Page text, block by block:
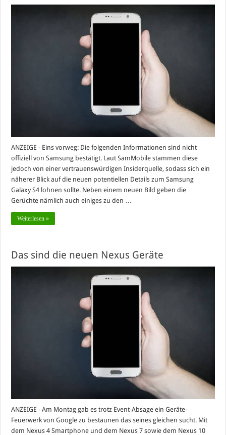
ANZEIGE - Eins vorweg: Die folgenden Informationen sind nicht
offiziell von Samsung bestätigt. Laut SamMobile stammen diese
jedoch von einer vertrauenswürdigen Insiderquelle, sodass sich ein
näherer Blick auf die neuen potentiellen Details zum Samsung
Galaxy S4 lohnen sollte. Neben einem neuen Bild geben die
Gerüchte nämlich auch einiges zu den …
Weiterlesen »
Das sind die neuen Nexus Geräte
ANZEIGE - Am Montag gab es trotz Event-Absage ein Geräte-
Feuerwerk von Google zu bestaunen das seines gleichen sucht. Mit
dem Nexus 4 Smartphone und dem Nexus 7 sowie dem Nexus 10